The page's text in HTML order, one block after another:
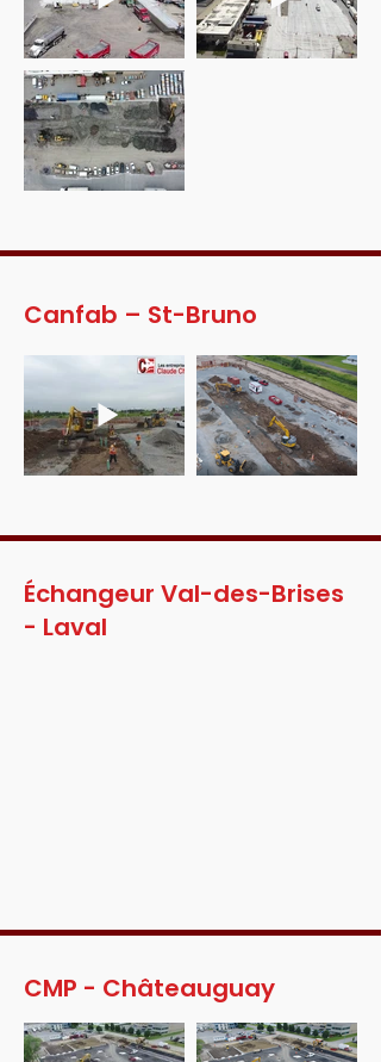
Canfab – St-Bruno
Échangeur Val-des-Brises
- Laval
CMP - Châteauguay